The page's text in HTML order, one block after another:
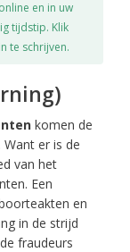
en in uw
tijdstip. Klik
te schrijven.
komen de
er is de
van het
Een
en
in de strijd
fraudeurs